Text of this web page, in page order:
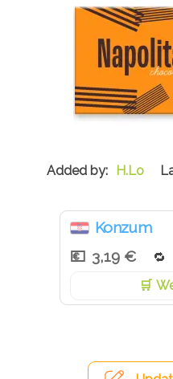
H.Lo
Konzum
3,19 €